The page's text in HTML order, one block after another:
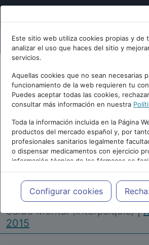
Este sitio web utiliza cookies propias y de
analizar el uso que haces del sitio y
servicios.
Aquellas cookies que no sean necesarias
funcionamiento de la web requieren tu
Puedes aceptar todas las cookies,
consultar más información en nuestra
Toda la información incluida en la Página
productos del mercado español y, por
profesionales sanitarios legalmente
o dispensar medicamentos con ejercicio
información técnica de los fármacos se
meramente informativo, siendo
profesionales facultados prescribir
cada caso concreto, el tratamiento más
necesidades del paciente.
Configurar cookies
Repositorio de Artículos |
Internacional de Psiquiatría,
Salud Mental (Interpsiquis)|
2015